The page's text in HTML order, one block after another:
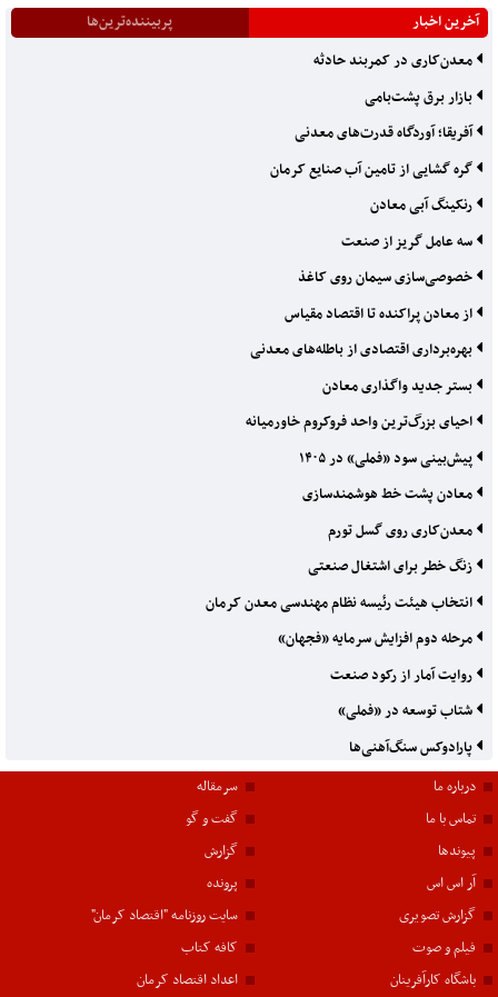
آخرین اخبار
پربیننده‌ترین‌ها
معدن‌کاری در کمربند حادثه
بازار برق پشت‌بامی
آفریقا؛ آوردگاه قدرت‌های معدنی
گره گشایی از تامین آب صنایع کرمان
رنکینگ آبی معادن
سه عامل گریز از صنعت
خصوصی‌سازی سیمان روی کاغذ
از معادن پراکنده تا اقتصاد مقیاس
بهره‌برداری اقتصادی از باطله‌های معدنی
بستر جدید واگذاری معادن
احیای بزرگ‌ترین واحد فروکروم خاورمیانه
پیش‌بینی سود «فملی» در ۱۴۰۵
معادن پشت خط هوشمندسازی
معدن‌کاری روی گسل تورم
زنگ خطر برای اشتغال صنعتی
انتخاب هیئت رئیسه نظام مهندسی معدن کرمان
مرحله دوم افزایش سرمایه «فجهان»
روایت آمار از رکود صنعت
شتاب توسعه در «فملی»
پارادوکس سنگ‌آهنی‌ها
درباره ما
تماس با ما
پیوندها
آر اس اس
سرمقاله
گفت و گو
گزارش
پرونده
گزارش تصویری
فیلم و صوت
باشگاه کارآفرینان
سایت روزنامه "اقتصاد کرمان"
کافه کتاب
اعداد اقتصاد کرمان